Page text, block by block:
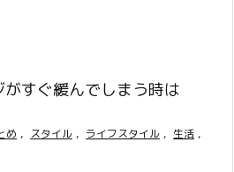
すぐ緩んでしまう時は
め , スタイル , ライフスタイル , 生活 ,